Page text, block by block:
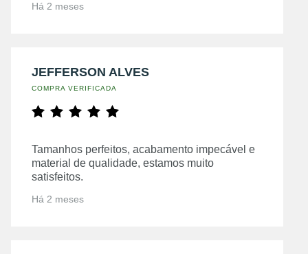
Há 2 meses
JEFFERSON ALVES
COMPRA VERIFICADA
Tamanhos perfeitos, acabamento impecável e
material de qualidade, estamos muito
satisfeitos.
Há 2 meses